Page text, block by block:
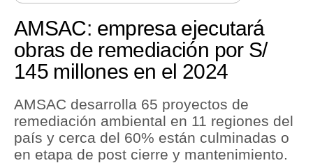
Economía
Mercados
Política
Tu Dinero
AMSAC: empresa ejecutará
obras de remediación por S/
145 millones en el 2024
AMSAC desarrolla 65 proyectos de
remediación ambiental en 11 regiones del
país y cerca del 60% están culminadas o
en etapa de post cierre y mantenimiento.